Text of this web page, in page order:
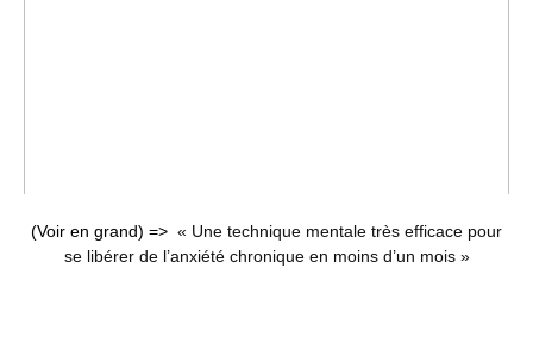
(Voir en grand) => « Une technique mentale très efficace pour
se libérer de l’anxiété chronique en moins d’un mois »